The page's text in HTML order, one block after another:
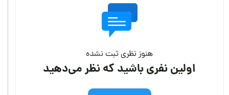
هنوز نظری ثبت نشده
اولین نفری باشید که نظر می‌دهید